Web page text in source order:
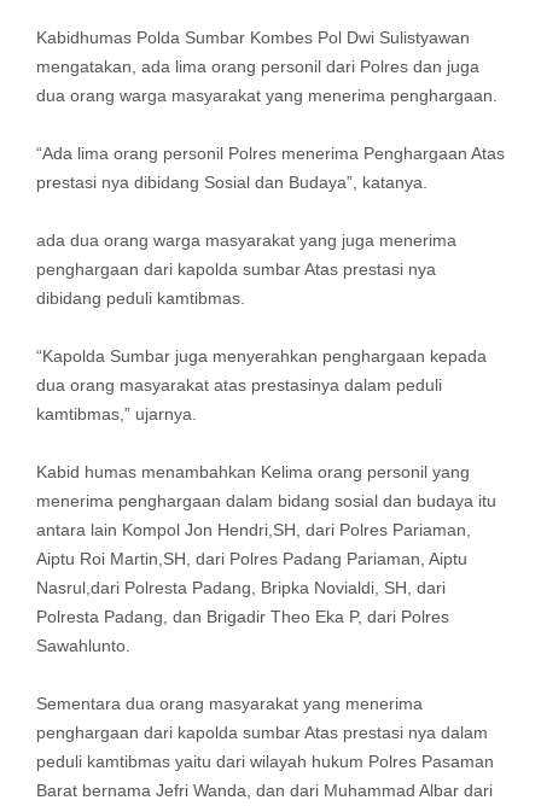
Kabidhumas Polda Sumbar Kombes Pol Dwi Sulistyawan
mengatakan, ada lima orang personil dari Polres dan juga
dua orang warga masyarakat yang menerima penghargaan.
“Ada lima orang personil Polres menerima Penghargaan Atas
prestasi nya dibidang Sosial dan Budaya”, katanya.
ada dua orang warga masyarakat yang juga menerima
penghargaan dari kapolda sumbar Atas prestasi nya
dibidang peduli kamtibmas.
“Kapolda Sumbar juga menyerahkan penghargaan kepada
dua orang masyarakat atas prestasinya dalam peduli
kamtibmas,” ujarnya.
Kabid humas menambahkan Kelima orang personil yang
menerima penghargaan dalam bidang sosial dan budaya itu
antara lain Kompol Jon Hendri,SH, dari Polres Pariaman,
Aiptu Roi Martin,SH, dari Polres Padang Pariaman, Aiptu
Nasrul,dari Polresta Padang, Bripka Novialdi, SH, dari
Polresta Padang, dan Brigadir Theo Eka P, dari Polres
Sawahlunto.
Sementara dua orang masyarakat yang menerima
penghargaan dari kapolda sumbar Atas prestasi nya dalam
peduli kamtibmas yaitu dari wilayah hukum Polres Pasaman
Barat bernama Jefri Wanda, dan dari Muhammad Albar dari